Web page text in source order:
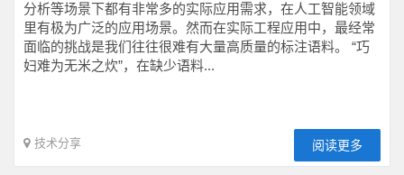
分析等场景下都有非常多的实际应用需求，在人工智能领域
里有极为广泛的应用场景。然而在实际工程应用中，最经常
面临的挑战是我们往往很难有大量高质量的标注语料。 “巧
妇难为无米之炊”，在缺少语料...
技术分享 阅读更多